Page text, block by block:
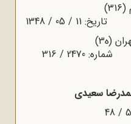
از: اداره کل سوم (316)
1348
به: ریاست ساواک تهران (ه‌3)
/ 316
سعیدی